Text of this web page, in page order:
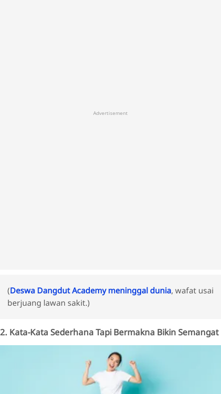
Advertisement
(Deswa Dangdut Academy meninggal dunia, wafat usai
berjuang lawan sakit.)
2. Kata-Kata Sederhana Tapi Bermakna Bikin Semangat